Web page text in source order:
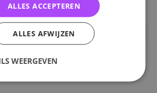
10662
ALLES ACCEPTEREN
ALLES AFWIJZEN
WEERGEVEN